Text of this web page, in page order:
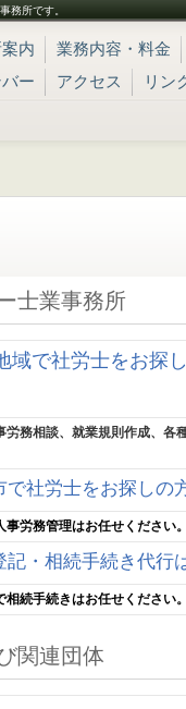
務所です。
内 業務内容・料金
ー アクセス リン
士業事務所
域で社労士をお探
労務相談、就業規則作成、各
で社労士をお探しの
事労務管理はお任せください。
記・相続手続き代行
相続手続きはお任せください。
関連団体